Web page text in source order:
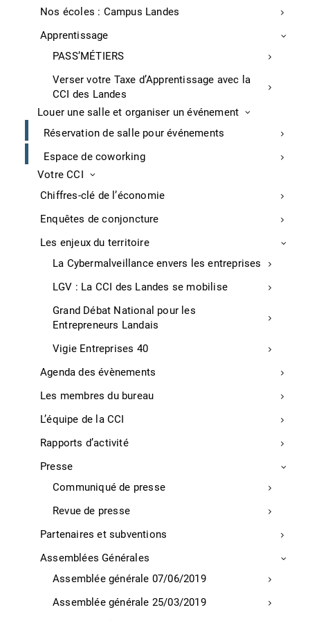
Nos écoles : Campus Landes
Apprentissage
PASS’MÉTIERS
Verser votre Taxe d’Apprentissage avec la
CCI des Landes
Louer une salle et organiser un événement
Réservation de salle pour événements
Espace de coworking
Votre CCI
Chiffres-clé de l’économie
Enquêtes de conjoncture
Les enjeux du territoire
La Cybermalveillance envers les entreprises
LGV : La CCI des Landes se mobilise
Grand Débat National pour les
Entrepreneurs Landais
Vigie Entreprises 40
Agenda des évènements
Les membres du bureau
L’équipe de la CCI
Rapports d’activité
Presse
Communiqué de presse
Revue de presse
Partenaires et subventions
Assemblées Générales
Assemblée générale 07/06/2019
Assemblée générale 25/03/2019
Forexpo espère tenir son salon
Initialement prévu du 17 au 19 juin derniers, Forexpo
espère pouvoir se tenir du 16 au 18 juin 2021. Cette
26e édition, si elle est confirmée, se déroulerait pour
la 4e fois à Mimizan, sur un site de 70 hectares
“adapté aux contraintes sanitaires du moment”. Elle
sera placée “sous le signe des métiers du bois qui
mobilisent, rien qu’en France, 440 000 emplois”.
Près de 40 000 m2 d’exposition permettront la mise en
œuvre de 5 zones : travail du sol et reboisement,
exploitation forestière, transport et logistique, bois
énergie, services. Quelque 30 000 visiteurs sont
La fibre accélère en Nouvelle-Aquitaine
Très Haut Débit a constaté un ralentissement du
déploiement de la fibre optique suite au premier
une accélération annoncée en 2021 avec un objectif
de 200.000 prises et 80% de la population régionale
PME, TPE et collectivités seront démarchées et
sensibilisées au très haut débit cette année.